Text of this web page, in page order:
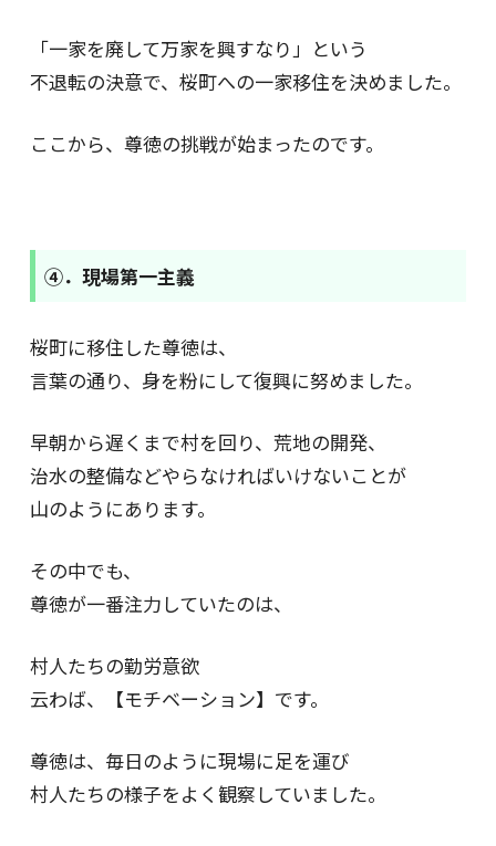
「一家を廃して万家を興すなり」という
不退転の決意で、桜町への一家移住を決めました。
ここから、尊徳の挑戦が始まったのです。
④．現場第一主義
桜町に移住した尊徳は、
言葉の通り、身を粉にして復興に努めました。
早朝から遅くまで村を回り、荒地の開発、
治水の整備などやらなければいけないことが
山のようにあります。
その中でも、
尊徳が一番注力していたのは、
村人たちの勤労意欲
云わば、【モチベーション】です。
尊徳は、毎日のように現場に足を運び
村人たちの様子をよく観察していました。